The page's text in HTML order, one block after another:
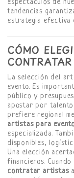
espectáculos de
tendencias
estrategia efectiva
CÓMO
La selección del
evento. Es
público y
apostar por
prefiere regional
artistas para
especializada.
disponibles,
Una elección
financieros.
contratar artistas